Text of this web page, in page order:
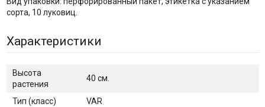
сорта, 10 луковиц.
Характеристики
Высота
растения
40 см.
Тип (класс)
VAR